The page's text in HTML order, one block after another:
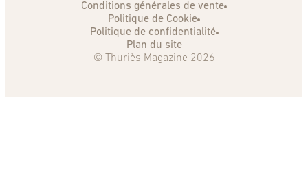
Conditions générales de vente
Politique de Cookie
Politique de confidentialité
Plan du site
© Thuriès Magazine 2026